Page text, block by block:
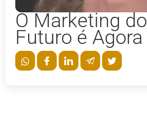
O Marketing do
Futuro é Agora